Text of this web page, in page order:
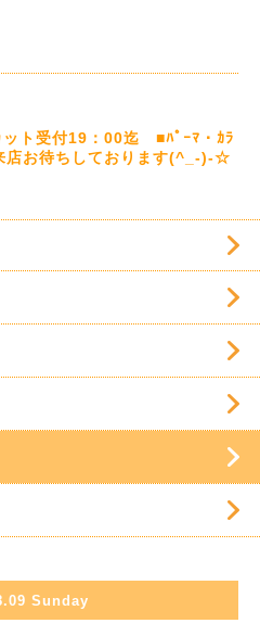
ト受付19：00迄 ■ﾊﾟｰﾏ・ｶﾗ
お待ちしております(^_-)-☆
Sunday